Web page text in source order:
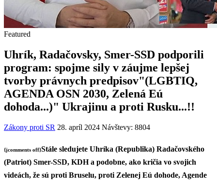
Featured
Uhrík, Radačovsky, Smer-SSD podporili
program: spojme sily v záujme lepšej
tvorby právnych predpisov"(LGBTIQ,
AGENDA OSN 2030, Zelená Eú
dohoda...)" Ukrajinu a proti Rusku...!!
Zákony proti SR 28. apríl 2024 Návštevy: 8804
{jcomments off}Stále sledujete Uhríka (Republika) Radačovského
(Patriot) Smer-SSD, KDH a podobne, ako kričia vo svojich
videách, že sú proti Bruselu, proti Zelenej Eú dohode, Agende